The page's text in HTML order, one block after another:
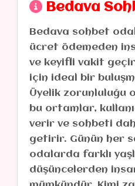
Bedava
Bedava sohbet
ücret ödemeden
ve keyifli vakit
için ideal bir
Üyelik zorunluluğu
bu ortamlar,
verir ve sohbeti
getirir. Günün her
odalarda farklı
düşüncelerden